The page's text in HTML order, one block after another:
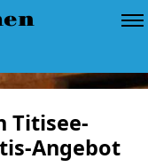
Titisee-
Angebot